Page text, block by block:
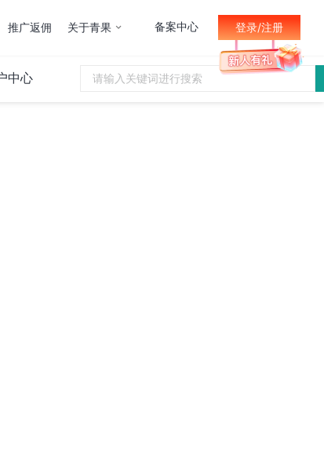
推广返佣 关于青果 备案中心 登录/注册
中心